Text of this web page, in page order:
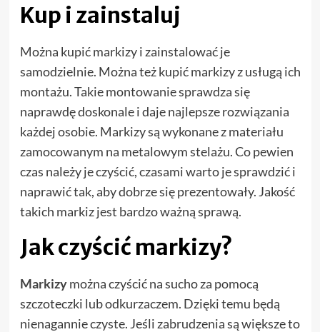
Kup i zainstaluj
Można kupić markizy i zainstalować je
samodzielnie. Można też kupić markizy z usługą ich
montażu. Takie montowanie sprawdza się
naprawdę doskonale i daje najlepsze rozwiązania
każdej osobie. Markizy są wykonane z materiału
zamocowanym na metalowym stelażu. Co pewien
czas należy je czyścić, czasami warto je sprawdzić i
naprawić tak, aby dobrze się prezentowały. Jakość
takich markiz jest bardzo ważną sprawą.
Jak czyścić markizy?
Markizymożna czyścić na sucho za pomocą
szczoteczki lub odkurzaczem. Dzięki temu będą
nienagannie czyste. Jeśli zabrudzenia są większe to